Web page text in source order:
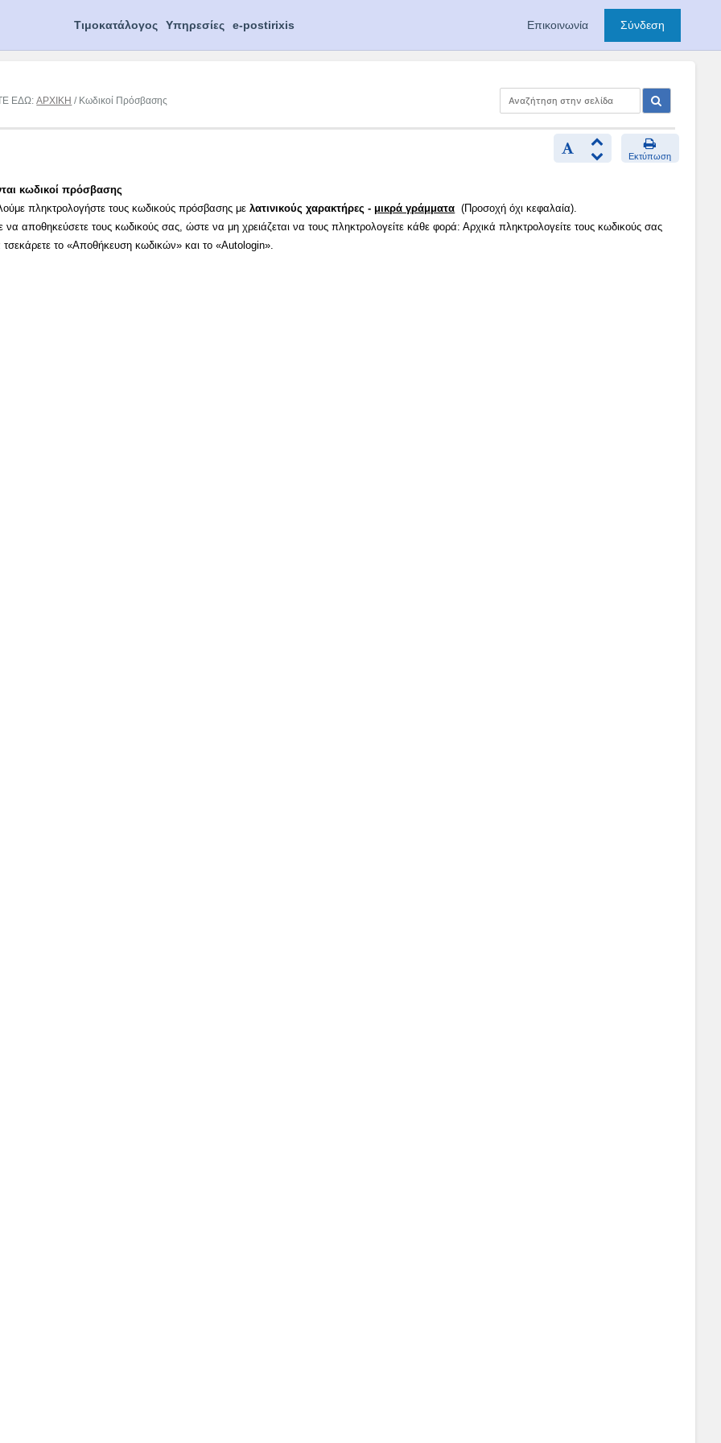
Τιμοκατάλογος Υπηρεσίες e-postirixis Επικοινωνία Σύνδεση
ΕΔΩ:ΑΡΧΙΚΗ / Κωδικοί Πρόσβασης
Εκτύπωση
κωδικοί πρόσβασης
πληκτρολογήστε τους κωδικούς πρόσβασης μελατινικούς χαρακτήρες - μικρά γράμματα (Προσοχή όχι κεφαλαία).
να αποθηκεύσετε τους κωδικούς σας, ώστε να μη χρειάζεται να τους πληκτρολογείτε κάθε φορά: Αρχικά πληκτρολογείτε τους κωδικούς σας
τσεκάρετε το «Αποθήκευση κωδικών» και το «Autologin».